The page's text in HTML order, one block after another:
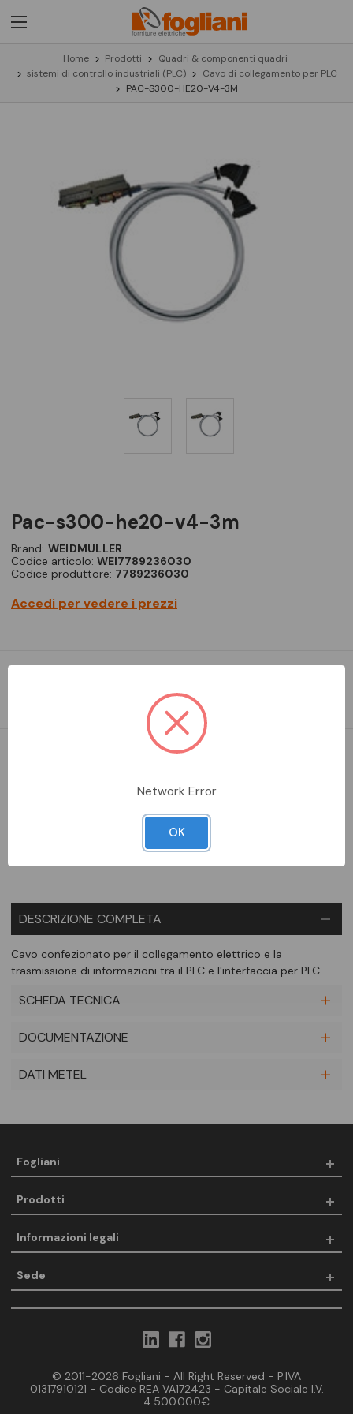
Home Prodotti
Quadri & componenti quadri
sistemi di controllo industriali (PLC)
Cavo di collegamento per PLC
PAC-S300-HE20-V4-3M
pac-s300-he20-v4-3m
Brand: WEIDMULLER
Codice articolo: WEI7789236030
Codice produttore: 7789236030
Accedi per vedere i prezzi
trasmissione di informazioni tra il PLC e l'interfaccia per PLC.
Aggiungi alla comparazione
DESCRIZIONE COMPLETA
Cavo confezionato per il collegamento elettrico e la
trasmissione di informazioni tra il PLC e l'interfaccia per PLC.
SCHEDA TECNICA
DOCUMENTAZIONE
DATI METEL
Fogliani
Prodotti
Informazioni legali
Sede
© 2011-2026 Fogliani - All Right Reserved - P.IVA
01317910121 - Codice REA VA172423 - Capitale Sociale I.V.
4.500.000€
Network Error
OK